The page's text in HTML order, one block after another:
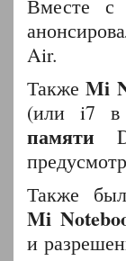
Вместе с
Air.
Также Mi
(или i7 в
памяти
Также
Mi
и